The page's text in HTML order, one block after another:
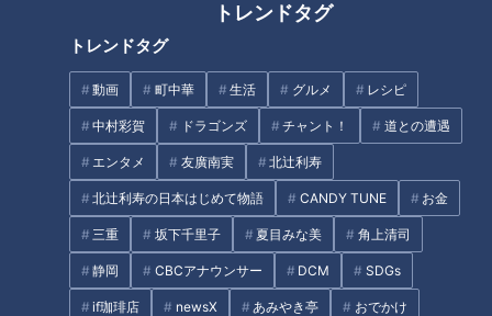
トレンドタグ
トレンドタグ
動画 町中華 生活 グルメ レシピ
中村彩賀 ドラゴンズ チャント！ 道との遭遇
エンタメ 友廣南実 北辻利寿
北辻利寿の日本はじめて物語 CANDY TUNE お金
三重 坂下千里子 夏目みな美 角上清司
静岡 CBCアナウンサー DCM SDGs
if珈琲店 newsX あみやき亭 おでかけ
リスナーの嘆き「農家の嫁はつ
らいよ！」
【祝5万人】ウラオモ大反省会
に行ってきた柳沢P #みてちょ
てれび #柳沢アナ #榊原アナ #
夏目アナ #永岡アナ #CBC
タグ
おでかけ よしお兄さん 三重